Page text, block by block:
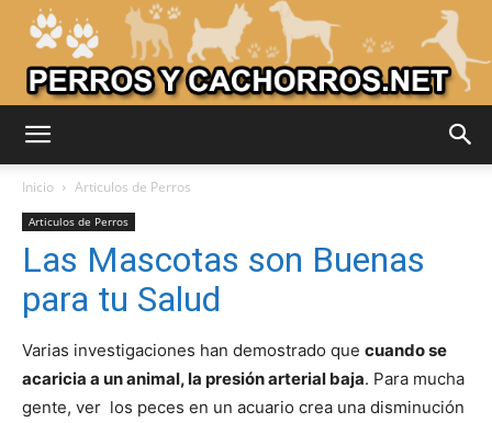
Perros
–
Inicio Articulos de Perros
Articulos de Perros
Las Mascotas son Buenas
para tu Salud
Varias investigaciones han demostrado que cuando se
acaricia a un animal, la presión arterial baja. Para mucha
gente, ver los peces en un acuario crea una disminución